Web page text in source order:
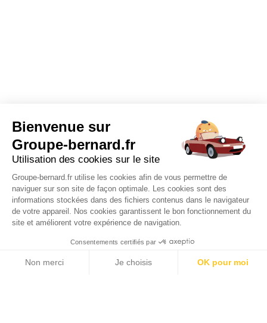
Bienvenue sur
Groupe-bernard.fr
Utilisation des cookies sur le site
Groupe-bernard.fr utilise les cookies afin de vous permettre de
naviguer sur son site de façon optimale. Les cookies sont des
informations stockées dans des fichiers contenus dans le navigateur
de votre appareil. Nos cookies garantissent le bon fonctionnement du
site et améliorent votre expérience de navigation.
Consentements certifiés par
Non merci Je choisis
OK pour moi